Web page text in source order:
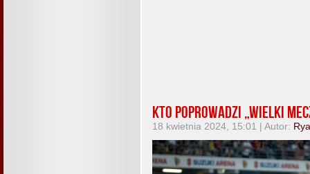
Kto poprowadzi „Wielki
18 kwietnia 2024, 15:01 | Autor: